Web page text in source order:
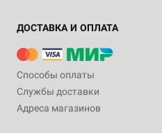
ДОСТАВКА И ОПЛАТА
Способы оплаты
Службы доставки
Адреса магазинов